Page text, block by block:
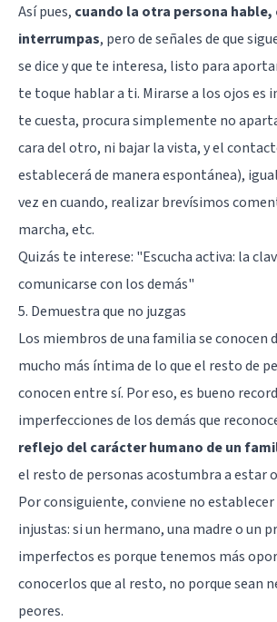
Así pues, cuando la otra persona hable,
interrumpas, pero de señales de que
se dice y que te interesa, listo para
te toque hablar a ti. Mirarse a los ojos es
te cuesta, procura simplemente no
cara del otro, ni bajar la vista, y el
establecerá de manera espontánea),
vez en cuando, realizar brevísimos
marcha, etc.
Quizás te interese: "Escucha activa: la
comunicarse con los demás"
5. Demuestra que no juzgas
Los miembros de una familia se conocen
mucho más íntima de lo que el resto de
conocen entre sí. Por eso, es bueno
imperfecciones de los demás que
reflejo del carácter humano de un
el resto de personas acostumbra a estar
Por consiguiente, conviene no
injustas: si un hermano, una madre o un
imperfectos es porque tenemos más
conocerlos que al resto, no porque sean
peores.